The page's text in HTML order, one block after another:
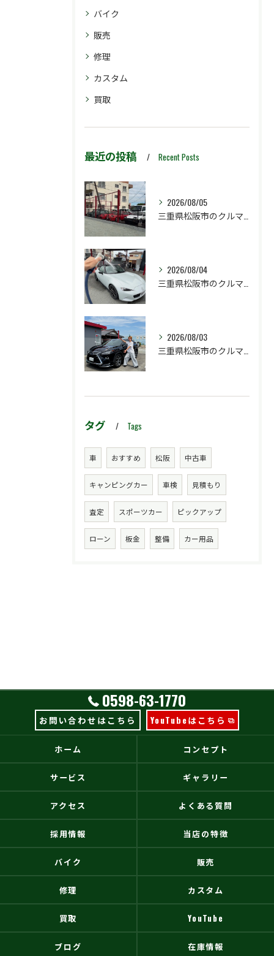
バイク
販売
修理
カスタム
買取
最近の投稿 Recent Posts
2026/08/05
2026/08/04
2026/08/03
タグ Tags
車 おすすめ 松阪 中古車
キャンピングカー 車検 見積もり
査定 スポーツカー ピックアップ
ローン 板金 整備 カー用品
0598-63-1770
お問い合わせはこちら YouTubeはこちら
ホーム コンセプト
サービス ギャラリー
アクセス よくある質問
採用情報 当店の特徴
バイク 販売
修理 カスタム
買取 YouTube
ブログ 在庫情報